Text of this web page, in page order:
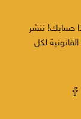
حسابك! ننشر
لكل